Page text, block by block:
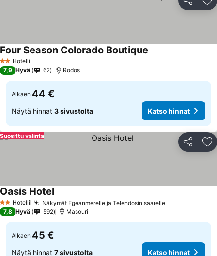
Jaa
2 Tähtiluokitus
Hotelli
Four Season Colorado Boutique
7,9 Hyvä 62 Rodos
Alkaen 44 €
Näytä hinnat 3 sivustolta Katso hinnat
Jaa
Suosittu valinta
2 Tähtiluokitus
Hotelli Näkymät Egeanmerelle ja Telendosin saarelle
Oasis Hotel
7,8 Hyvä 592 Masouri
Alkaen 45 €
Näytä hinnat 7 sivustolta Katso hinnat